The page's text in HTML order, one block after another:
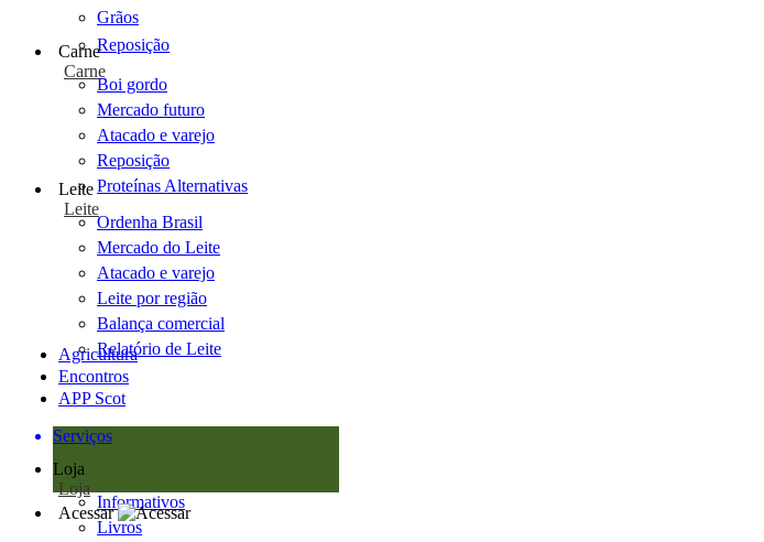
Grãos
Reposição
Carne
Carne
Boi gordo
Mercado futuro
Atacado e varejo
Reposição
Proteínas Alternativas
Leite
Leite
Ordenha Brasil
Mercado do Leite
Atacado e varejo
Leite por região
Balança comercial
Relatório de Leite
Agricultura
Encontros
APP Scot
Serviços
Loja
Loja
Informativos
Livros
Acessar